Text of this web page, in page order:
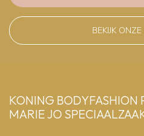
BEKIJK
KONING BODYFASHION
MARIE JO